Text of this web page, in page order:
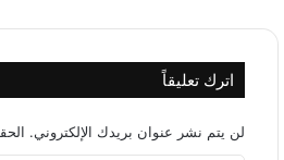
اترك تعليقاً
لن يتم نشر عنوان بريدك الإلكتروني.